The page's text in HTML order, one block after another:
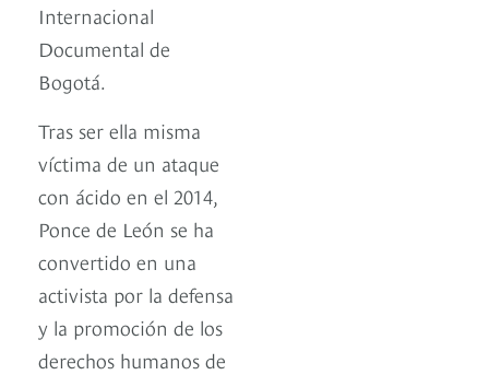
Internacional
Documental de
Bogotá.
Tras ser ella misma
víctima de un ataque
con ácido en el 2014,
Ponce de León se ha
convertido en una
activista por la defensa
y la promoción de los
derechos humanos de